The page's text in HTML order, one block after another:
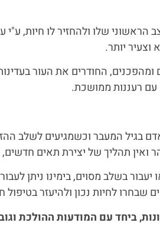
הראשוני שלו ולהחזיר לו חיות,
יותר.
ומהפכנים, החודרים את העור
עם רעננות ממושכת.
בגיל המעבר וכשמגיעים לשלב
תהליך של יצירת תאים חדשים,
בשלב מסוים, בימינו ניתן
שבחרו לחיות נכון ולהיעזר בטיפול
ביחד עם המודעות ההולכת